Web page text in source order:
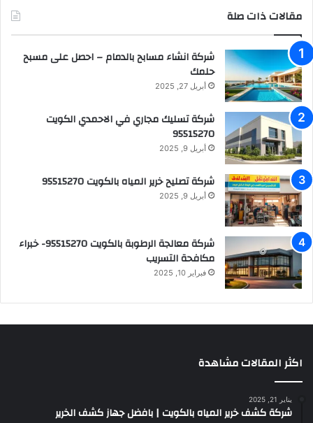
مقالات ذات صلة
شركة انشاء مسابح بالدمام – احصل على مسبح
حلمك
أبريل 27, 2025
شركة تسليك مجاري في الاحمدي الكويت
95515270
أبريل 9, 2025
شركة تصليح خرير المياه بالكويت 95515270
أبريل 9, 2025
شركة معالجة الرطوبة بالكويت 95515270- خبراء
مكافحة التسريب
فبراير 10, 2025
اكثر المقالات مشاهدة
يناير 21, 2025
شركة كشف خرير المياه بالكويت | بافضل جهاز كشف الخرير